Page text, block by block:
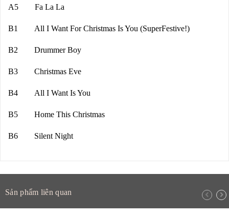
A5 Fa La La
B1 All I Want For Christmas Is You (SuperFestive!)
B2 Drummer Boy
B3 Christmas Eve
B4 All I Want Is You
B5 Home This Christmas
B6 Silent Night
Sản phẩm liên quan